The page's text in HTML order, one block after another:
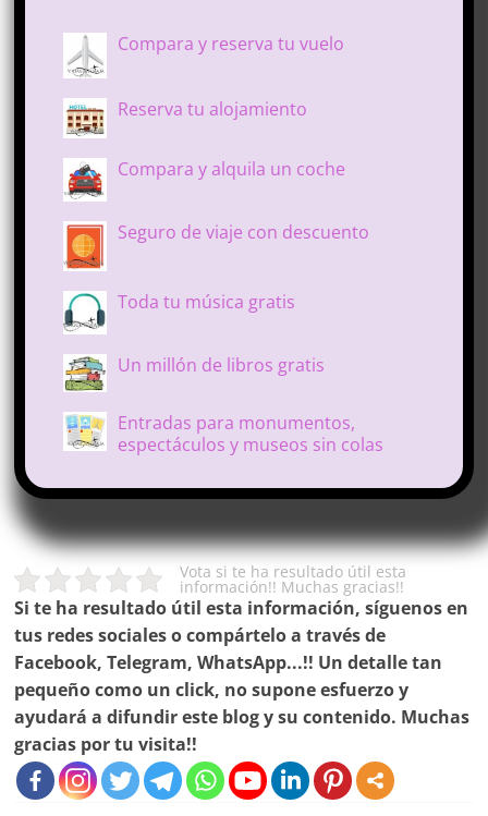
Compara y reserva tu vuelo
Reserva tu alojamiento
Compara y alquila un coche
Seguro de viaje con descuento
Toda tu música gratis
Un millón de libros gratis
Entradas para monumentos,
espectáculos y museos sin colas
Vota si te ha resultado útil esta
información!! Muchas gracias!!
Si te ha resultado útil esta información, síguenos en
tus redes sociales o compártelo a través de
Facebook, Telegram, WhatsApp...!! Un detalle tan
pequeño como un click, no supone esfuerzo y
ayudará a difundir este blog y su contenido. Muchas
gracias por tu visita!!